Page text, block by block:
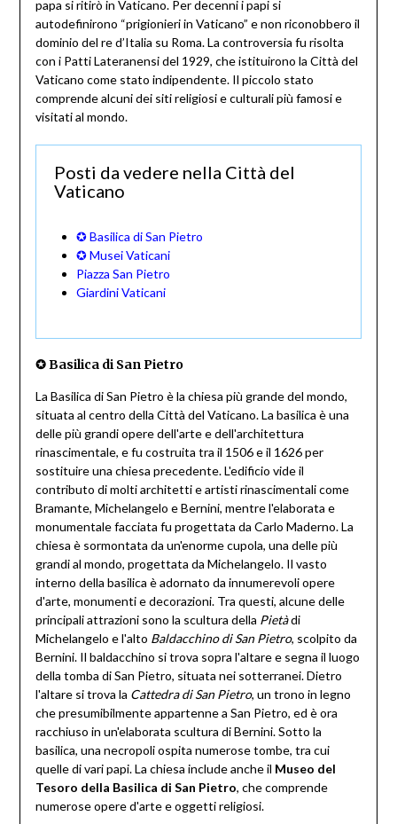
papa si ritirò in Vaticano. Per decenni i papi si
autodefinirono “prigionieri in Vaticano” e non riconobbero il
dominio del re d’Italia su Roma. La controversia fu risolta
con i Patti Lateranensi del 1929, che istituirono la Città del
Vaticano come stato indipendente. Il piccolo stato
comprende alcuni dei siti religiosi e culturali più famosi e
visitati al mondo.
Posti da vedere nella Città del
Vaticano
✪ Basilica di San Pietro
✪ Musei Vaticani
Piazza San Pietro
Giardini Vaticani
✪ Basilica di San Pietro
La Basilica di San Pietro è la chiesa più grande del mondo,
situata al centro della Città del Vaticano. La basilica è una
delle più grandi opere dell'arte e dell'architettura
rinascimentale, e fu costruita tra il 1506 e il 1626 per
sostituire una chiesa precedente. L'edificio vide il
contributo di molti architetti e artisti rinascimentali come
Bramante, Michelangelo e Bernini, mentre l'elaborata e
monumentale facciata fu progettata da Carlo Maderno. La
chiesa è sormontata da un'enorme cupola, una delle più
grandi al mondo, progettata da Michelangelo. Il vasto
interno della basilica è adornato da innumerevoli opere
d'arte, monumenti e decorazioni. Tra questi, alcune delle
principali attrazioni sono la scultura della Pietàdi
Michelangelo e l'alto Baldacchino di San Pietro, scolpito da
Bernini. Il baldacchino si trova sopra l'altare e segna il luogo
della tomba di San Pietro, situata nei sotterranei. Dietro
l'altare si trova la Cattedra di San Pietro, un trono in legno
che presumibilmente appartenne a San Pietro, ed è ora
racchiuso in un'elaborata scultura di Bernini. Sotto la
basilica, una necropoli ospita numerose tombe, tra cui
quelle di vari papi. La chiesa include anche il Museo del
Tesoro della Basilica di San Pietro, che comprende
numerose opere d'arte e oggetti religiosi.